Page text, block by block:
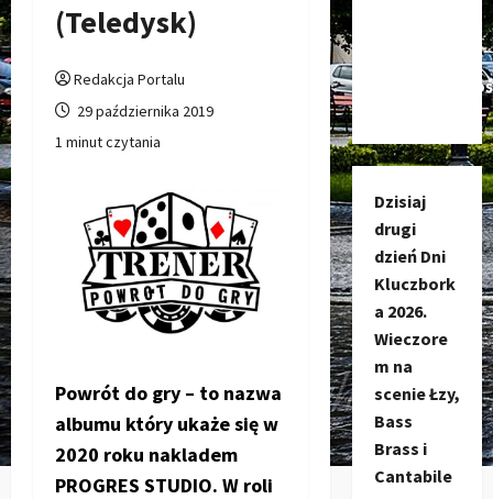
(Teledysk)
Redakcja Portalu
29 października 2019
1 minut czytania
Powrót do gry – to nazwa
albumu który ukaże się w
2020 roku nakladem
PROGRES STUDIO. W roli
Dzisiaj
drugi
dzień Dni
Kluczbork
a 2026.
Wieczore
m na
scenie Łzy,
Bass
Brass i
Cantabile